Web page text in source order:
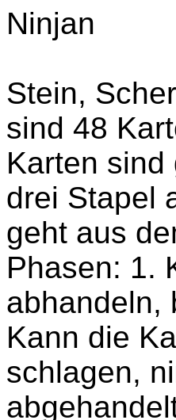
Ninjan
Stein,
sind 48
Karten
drei Stapel
geht aus
Phasen: 1.
abhandeln,
Kann die
schlagen,